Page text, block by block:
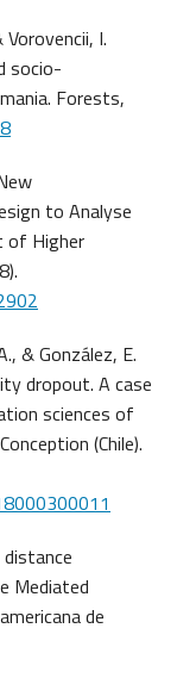
I.
socio-
Forests,
to Analyse
of Higher
& González, E.
dropout. A case
sciences of
(Chile).
Mediated
de